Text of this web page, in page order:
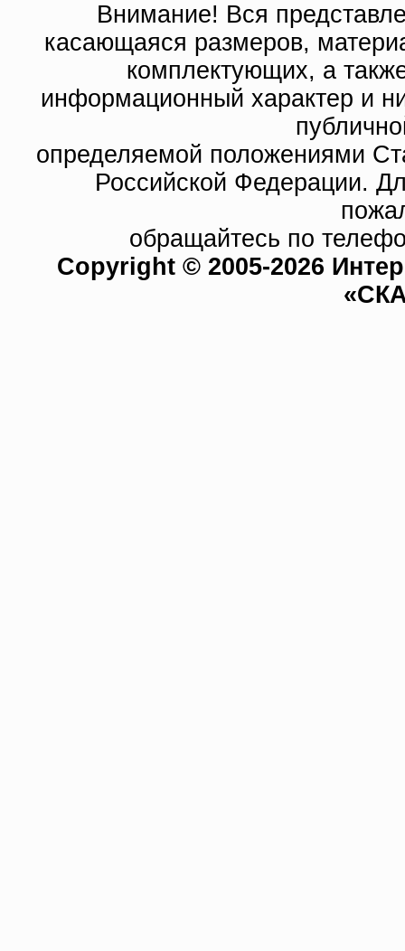
Внимание! Вся
касающаяся размеров,
комплектующих, а
информационный характер и
определяемой положениями
Российской Федерации.
обращайтесь по
Copyright © 2005-2026